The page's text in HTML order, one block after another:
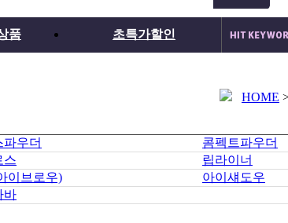
품 초특가할인
HOME
우더
콤펙트파우더
스
립라이너
이브로우)
아이섀도우
바